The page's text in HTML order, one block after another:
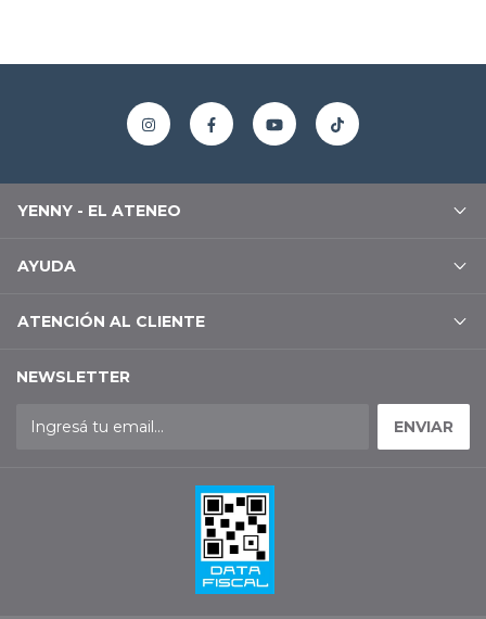
YENNY - EL ATENEO
AYUDA
ATENCIÓN AL CLIENTE
NEWSLETTER